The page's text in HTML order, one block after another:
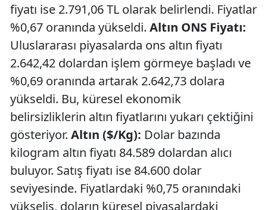
fiyatı ise 2.791,06 TL olarak belirlendi. Fiyatlar
%0,67 oranında yükseldi. Altın ONS Fiyatı:
Uluslararası piyasalarda ons altın fiyatı
2.642,42 dolardan işlem görmeye başladı ve
%0,69 oranında artarak 2.642,73 dolara
yükseldi. Bu, küresel ekonomik
belirsizliklerin altın fiyatlarını yukarı çektiğini
gösteriyor. Altın ($/Kg): Dolar bazında
kilogram altın fiyatı 84.589 dolardan alıcı
buluyor. Satış fiyatı ise 84.600 dolar
seviyesinde. Fiyatlardaki %0,75 oranındaki
yükseliş, doların küresel piyasalardaki